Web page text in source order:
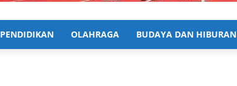
PENDIDIKAN OLAHRAGA BUDAYA DAN HIBURAN